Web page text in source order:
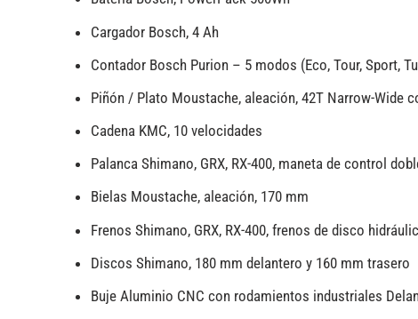
Cargador Bosch, 4 Ah
Contador Bosch Purion – 5 modos (Eco, Tour, Sport,
Piñón / Plato Moustache, aleación, 42T Narrow-Wide
Cadena KMC, 10 velocidades
Palanca Shimano, GRX, RX-400, maneta de control
Bielas Moustache, aleación, 170 mm
Frenos Shimano, GRX, RX-400, frenos de disco
Discos Shimano, 180 mm delantero y 160 mm trasero
Buje Aluminio CNC con rodamientos industriales